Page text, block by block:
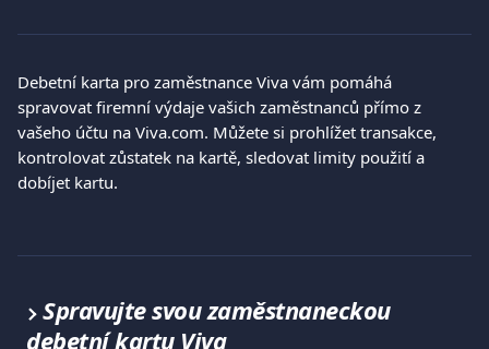
Debetní karta pro zaměstnance Viva vám pomáhá
spravovat firemní výdaje vašich zaměstnanců přímo z
vašeho účtu na Viva.com. Můžete si prohlížet transakce,
kontrolovat zůstatek na kartě, sledovat limity použití a
dobíjet kartu.
Spravujte svou zaměstnaneckou
debetní kartu Viva